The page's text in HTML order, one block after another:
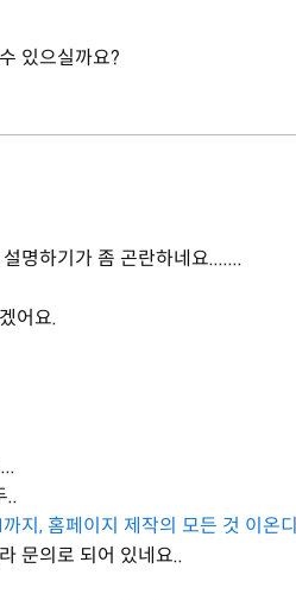
있으실까요?
명하기가 좀 곤란하네요.......
어요.
..
지, 홈페이지 제작의 모든 것 이온디
문의로 되어 있네요..